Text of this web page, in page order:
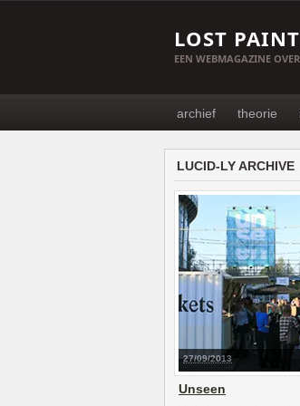
LOST
EEN WEBMAGAZINE
archief theorie
LUCID-LY ARCHIVE
27/09/2013
Unseen